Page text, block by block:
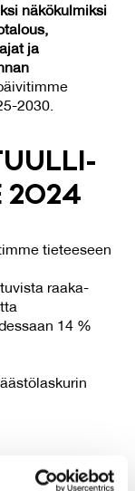
näkökulmiksi
ja
2030.
2024
tieteeseen
raaka-
14 %